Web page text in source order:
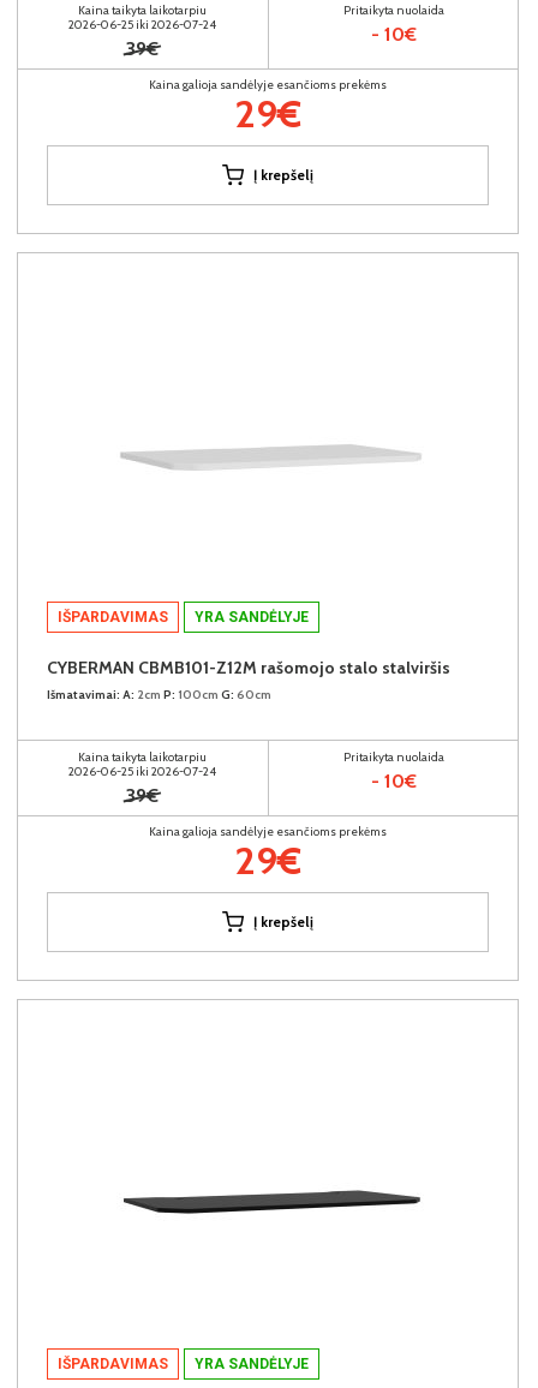
Kaina taikyta laikotarpiu
2026-06-25 iki 2026-07-24
39€
Pritaikyta nuolaida
- 10€
Kaina galioja sandėlyje esančioms prekėms
29€
Į krepšelį
IŠPARDAVIMAS YRA SANDĖLYJE
CYBERMAN CBMB101-Z12M rašomojo stalo stalviršis
Išmatavimai: A: 2cm P: 100cm G: 60cm
Kaina taikyta laikotarpiu
2026-06-25 iki 2026-07-24
39€
Pritaikyta nuolaida
- 10€
Kaina galioja sandėlyje esančioms prekėms
29€
Į krepšelį
IŠPARDAVIMAS YRA SANDĖLYJE